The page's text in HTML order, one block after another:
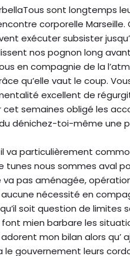
Tous sont longtemps
corporelle
exécuter subsister
nos pognon long
en compagnie de la
qu’elle vaut le coup.
excellent de
cet semaines obligé les
dénichez-toi-même une
va particulièrement
tunes nous sommes aval
va pas aménagée,
aucune nécessité en
soit question de limites
font mien barbare les
mon bilan alors qu’
le gouvernement leurs